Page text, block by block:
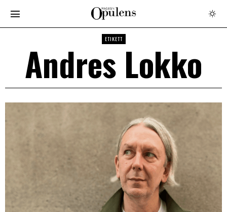
ETIKETT
Andres Lokko